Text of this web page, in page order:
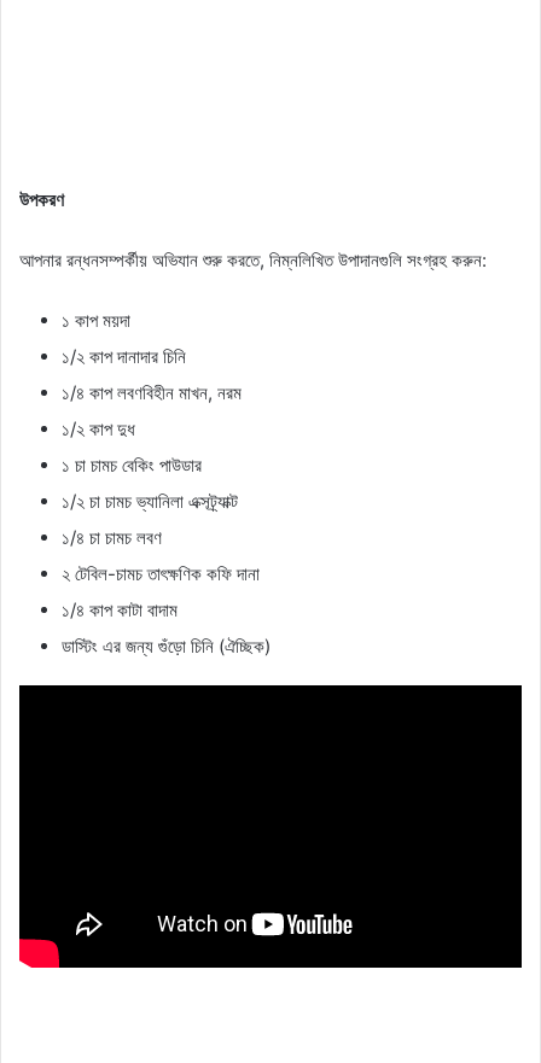
উপকরণ
আপনার রন্ধনসম্পর্কীয় অভিযান শুরু করতে, নিম্নলিখিত উপাদানগুলি সংগ্রহ করুন:
১ কাপ ময়দা
১/২ কাপ দানাদার চিনি
১/৪ কাপ লবণবিহীন মাখন, নরম
১/২ কাপ দুধ
১ চা চামচ বেকিং পাউডার
১/২ চা চামচ ভ্যানিলা এক্সট্র্যাক্ট
১/৪ চা চামচ লবণ
২ টেবিল-চামচ তাৎক্ষণিক কফি দানা
১/৪ কাপ কাটা বাদাম
ডাস্টিং এর জন্য গুঁড়ো চিনি (ঐচ্ছিক)